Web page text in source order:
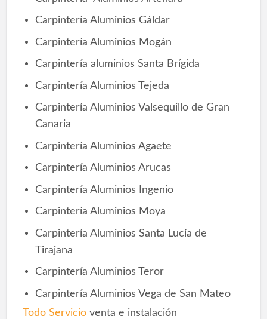
Carpintería Aluminios Gáldar
Carpintería Aluminios Mogán
Carpintería aluminios Santa Brígida
Carpintería Aluminios Tejeda
Carpintería Aluminios Valsequillo de Gran
Canaria
Carpintería Aluminios Agaete
Carpintería Aluminios Arucas
Carpintería Aluminios Ingenio
Carpintería Aluminios Moya
Carpintería Aluminios Santa Lucía de
Tirajana
Carpintería Aluminios Teror
Carpintería Aluminios Vega de San Mateo
Todo Servicioventa e instalación